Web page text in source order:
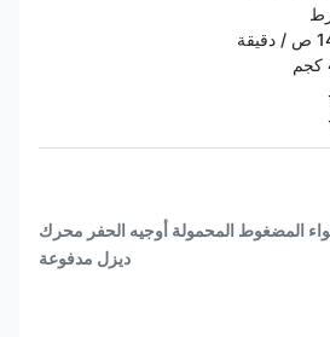
المضغوط المحمولة أوجيه الحفر محرك
ديزل مدفوعة